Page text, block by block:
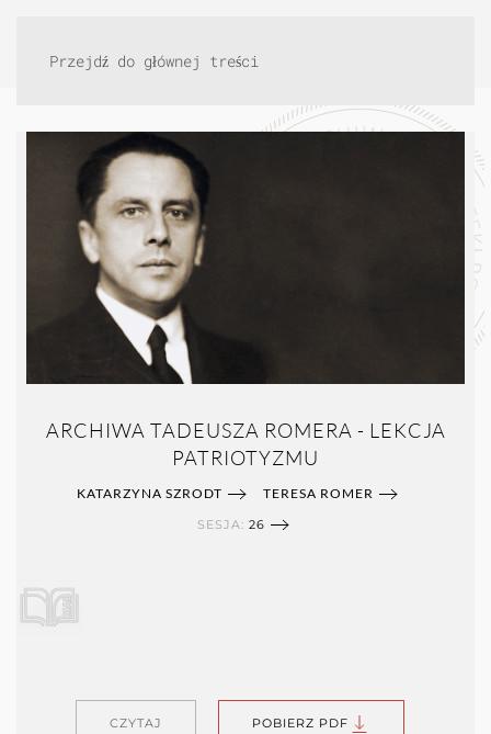
Przejdź do głównej treści
ARCHIWA TADEUSZA ROMERA - LEKCJA
PATRIOTYZMU
KATARZYNA SZRODT TERESA ROMER
SESJA: 26
CZYTAJ POBIERZ PDF